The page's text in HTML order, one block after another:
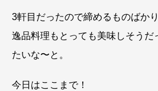
3軒目だったので締めるものばか
逸品料理もとっても美味しそうだ
たいな〜と。
今日はここまで！